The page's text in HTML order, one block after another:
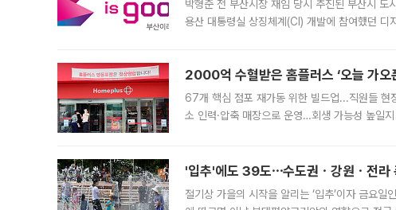
박형준 전 부산시장 재임 당시 추진된 부산시
용산 대통령실 상징체계(CI) 개발에 참여했던
2000억 수혈받은 홈플러스 ‘오늘 가오
67개 핵심 점포 재가동 위한 빌드업...직원들 현
소 인력·압축 매장으로 운영…회생 가능성 높일
'입추'에도 39도⋯수도권ㆍ강원ㆍ전라
절기상 가을의 시작을 알리는 ‘입추’이자 금요